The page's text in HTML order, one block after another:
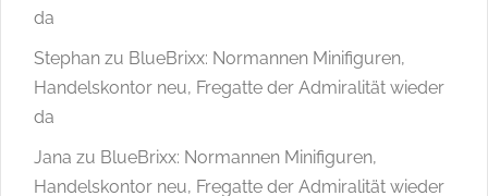
da
Stephan zu BlueBrixx: Normannen Minifiguren,
Handelskontor neu, Fregatte der Admiralität wieder
da
Jana zu BlueBrixx: Normannen Minifiguren,
Handelskontor neu, Fregatte der Admiralität wieder